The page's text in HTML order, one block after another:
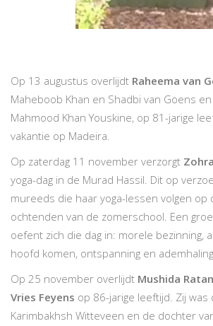
Op 13 augustus overlijdt Raheema van
Maheboob Khan en Shadbi van Goens
Mahmood Khan Youskine, op 81-jarige
vakantie op Madeira.
Op zaterdag 11 november verzorgt
yoga-dag in de Murad Hassil. Dit op
mureeds die haar yoga-lessen volgen op
ochtenden van de zomerschool. Een
oefent zich die dag in: morele bezinning,
hoofd komen, ontspanning en
Op 25 november overlijdt Mushida
Vries Feyens op 86-jarige leeftijd. Zij
Karimbakhsh Witteveen en de dochter